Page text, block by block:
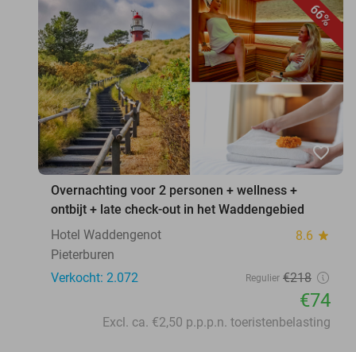
66%
favorite_border
Overnachting voor 2 personen + wellness +
ontbijt + late check-out in het Waddengebied
Hotel Waddengenot
8.6 star
Pieterburen
Verkocht: 2.072
Regulier €218
€74
Excl. ca. €2,50 p.p.p.n. toeristenbelasting